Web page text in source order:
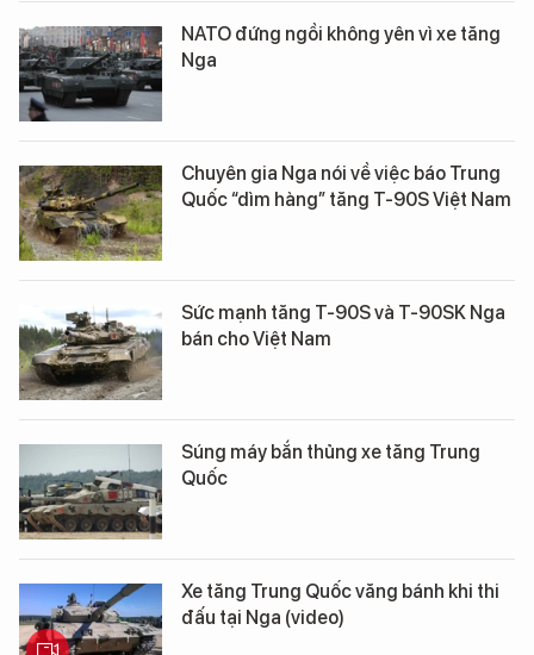
NATO đứng ngồi không yên vì xe tăng
Nga
Chuyên gia Nga nói về việc báo Trung
Quốc “dìm hàng” tăng Т-90S Việt Nam
Sức mạnh tăng T-90S và T-90SK Nga
bán cho Việt Nam
Súng máy bắn thủng xe tăng Trung
Quốc
Xe tăng Trung Quốc văng bánh khi thi
đấu tại Nga (video)